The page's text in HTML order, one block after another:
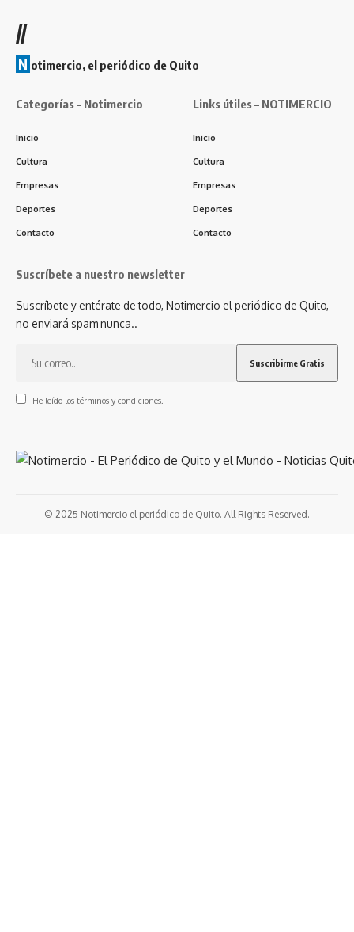
//
N otimercio, el periódico de Quito
Categorías – Notimercio
Inicio
Cultura
Empresas
Deportes
Contacto
Links útiles – NOTIMERCIO
Inicio
Cultura
Empresas
Deportes
Contacto
Suscríbete a nuestro newsletter
Suscríbete y entérate de todo, Notimercio el periódico de Quito,
no enviará spam nunca..
He leído los términos y condiciones.
© 2025 Notimercio el periódico de Quito. All Rights Reserved.